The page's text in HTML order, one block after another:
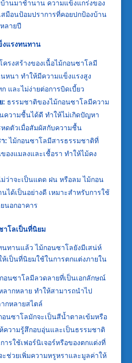
านมาช้านาน ความแข็งแกร่งของ
มือนป้อมปราการที่คอยปกป้องบ้าน
ลายปี
งแรงทนทาน
ครงสร้างของเนื้อไม้กอนซาโลมี
หนา ทำให้มีความแข็งแรงสูง
และไม่ง่ายต่อการบิดเบี้ยว
: ธรรมชาติของไม้กอนซาโลมีความ
ความชื้นได้ดี ทำให้ไม่เกิดปัญหา
หดตัวเมื่อสัมผัสกับความชื้น
: ไม้กอนซาโลมีสารธรรมชาติที่
องแมลงและเชื้อรา ทำให้ไม้คง
ว่าจะเป็นแดด ฝน หรือลม ไม้กอน
ได้เป็นอย่างดี เหมาะสำหรับการใช้
นอกอาคาร
าโลเป็นที่นิยม
ทานแล้ว ไม้กอนซาโลยังมีเสน่ห์
ห้เป็นที่นิยมใช้ในการตกแต่งภายใน
อนซาโลมีลวดลายที่เป็นเอกลักษณ์
ากหลาย ทำให้สามารถนำไป
กหลายสไตล์
อนซาโลมักจะเป็นสีน้ำตาลเข้มหรือ
ความรู้สึกอบอุ่นและเป็นธรรมชาติ
การใช้เฟอร์นิเจอร์หรือของตกแต่งที่
ช่วยเพิ่มความหรูหราและมูลค่าให้